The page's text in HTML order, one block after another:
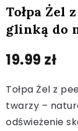
Tołpa Żel
glinką do
19.99 zł
Tołpa Żel z
twarzy –
odświeżenie